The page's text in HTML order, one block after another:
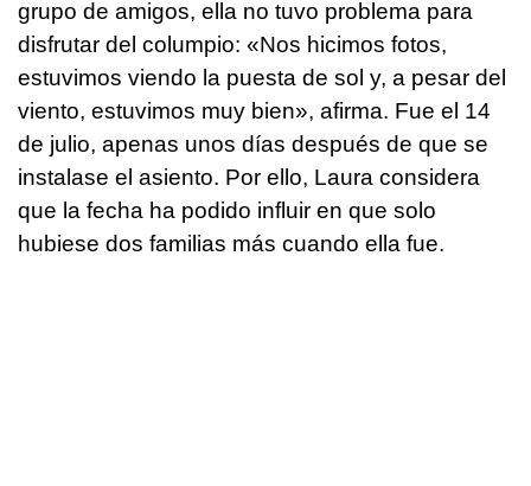
grupo de amigos, ella no tuvo problema para
disfrutar del columpio: «Nos hicimos fotos,
estuvimos viendo la puesta de sol y, a pesar del
viento, estuvimos muy bien», afirma. Fue el 14
de julio, apenas unos días después de que se
instalase el asiento. Por ello, Laura considera
que la fecha ha podido influir en que solo
hubiese dos familias más cuando ella fue.